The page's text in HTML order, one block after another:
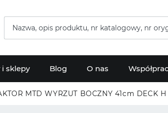
i sklepy Blog O nas
MTD WYRZUT BOCZNY 41cm DECK